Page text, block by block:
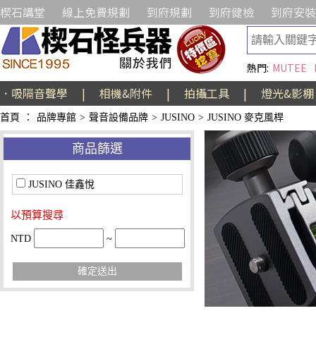
楔石講堂 線上免費規劃 到府規劃 到府健檢 到府安裝
熱門: MUTEE
．吸隔音聲學 | 相機&附件 | 拍攝工具 | 燈光&影棚
首頁 ： 品牌專館 > 聲音設備品牌 > JUSINO > JUSINO 麥克風桿
商品篩選
JUSINO 佳鑫悅
以預算搜尋
NTD ~
確定送出